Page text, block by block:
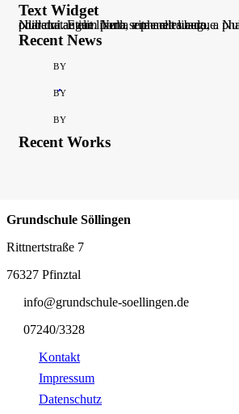
Text Widget
Nulla vitae elit libero, a pharetra augue. Nulla vitae elit libero, a pharetra augue. Nulla vitae elit libero, a pharetra augue. Donec sed odio dui. Etiam porta sem malesuada.
Recent News
BY
BY
BY
Recent Works
Grundschule Söllingen
Rittnertstraße 7
76327 Pfinztal
info@grundschule-soellingen.de
07240/3328
Kontakt
Impressum
Datenschutz